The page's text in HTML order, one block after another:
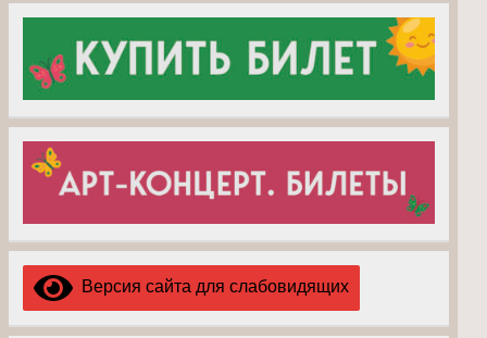
Версия сайта для слабовидящих